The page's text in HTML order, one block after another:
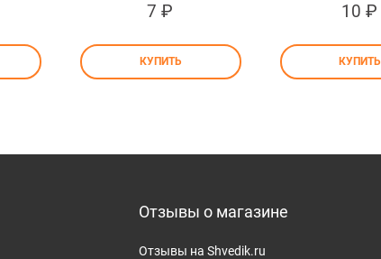
7 ₽
КУПИТЬ
10 ₽
КУПИТЬ
Отзывы о магазине
Отзывы на Shvedik.ru